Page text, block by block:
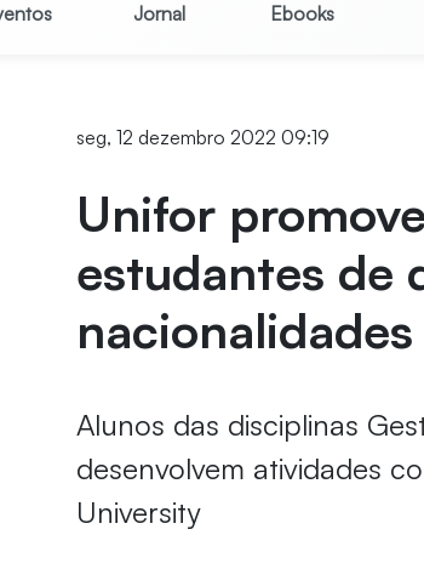
Jornal Ebooks
seg, 12 dezembro 2022 09:19
Unifor
estudantes de
nacionalidades
Alunos das disciplinas
desenvolvem atividades
University